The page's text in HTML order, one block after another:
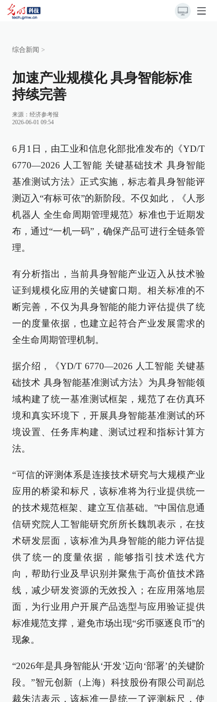
综合新闻 >
加速产业规模化 具身智能标准
持续完善
来源： 经济参考报
2026-06-01 09:54
6月1日，由工业和信息化部批准发布的《YD/T
6770—2026 人工智能 关键基础技术 具身智能
基准测试方法》正式实施，标志着具身智能评
测迈入“有标可依”的新阶段。不仅如此，《人形
机器人 全生命周期管理规范》标准也于近期发
布，通过“一机一码”，确保产品可进行全链条管
理。
有分析指出，当前具身智能产业迈入从技术验
证到规模化应用的关键窗口期。相关标准的不
断完善，不仅为具身智能的能力评估提供了统
一的度量依据，也建立起符合产业发展需求的
全生命周期管理机制。
据介绍，《YD/T 6770—2026 人工智能 关键基
础技术 具身智能基准测试方法》为具身智能领
域构建了统一基准测试框架，规范了在仿真环
境和真实环境下，开展具身智能基准测试的环
境设置、任务库构建、测试过程和指标计算方
法。
“可信的评测体系是连接技术研究与大规模产业
应用的桥梁和标尺，该标准将为行业提供统一
的技术规范框架、建立互信基础。”中国信息通
信研究院人工智能研究所所长魏凯表示，在技
术研发层面，该标准为具身智能的能力评估提
供了统一的度量依据，能够指引技术迭代方
向，帮助行业及早识别并聚焦于高价值技术路
线，减少研发资源的无效投入；在应用落地层
面，为行业用户开展产品选型与应用验证提供
标准规范支撑，避免市场出现“劣币驱逐良币”的
现象。
“2026年是具身智能从‘开发’迈向‘部署’的关键阶
段。”智元创新（上海）科技股份有限公司副总
裁朱洁表示，该标准一是统一了评测标尺，使